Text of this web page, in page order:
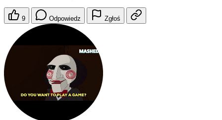
9 Odpowiedz Zgłoś